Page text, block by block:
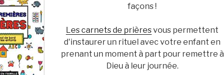
façons !
Les carnets de prièresvous permettent
d'instaurer un rituel avec votre enfant en
prenant un moment à part pour remettre à
Dieu à leur journée.